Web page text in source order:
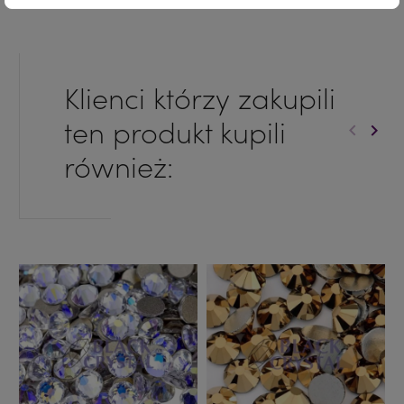
Klienci którzy zakupili
ten produkt kupili
również:
keyboard_arrow_left keyboard_arrow_right